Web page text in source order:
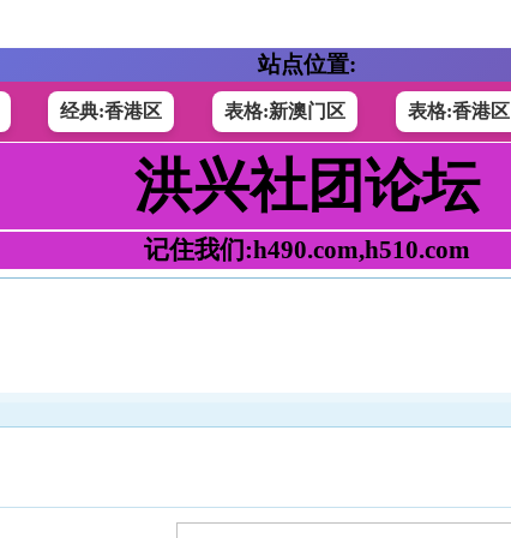
站点位置:
经典:香港区 表格:新澳门区 表格:香港区
洪兴社团论坛
记住我们:h490.com,h510.com